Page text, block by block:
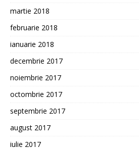
martie 2018
februarie 2018
ianuarie 2018
decembrie 2017
noiembrie 2017
octombrie 2017
septembrie 2017
august 2017
iulie 2017